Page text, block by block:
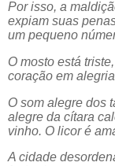
Por isso, a
expiam suas
um pequeno
O mosto está
coração em
O som alegre dos
alegre da cítara
vinho. O licor é
A cidade